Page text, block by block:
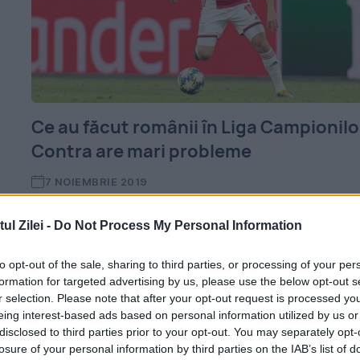
Zilei - Do Not Process My Personal Information
opt-out of the sale, sharing to third parties, or processing of your
for targeted advertising by us, please use the below opt-out
selection. Please note that after your opt-out request is processed
interest-based ads based on personal information utilized by us
to third parties prior to your opt-out. You may separately
of your personal information by third parties on the IAB’s list of
Ce au făcut românii în Liga
Contra are mari probleme
7 NOIEMBRIE 2019
sunt aproape inexistenți când vine vorba
despre fotbalul la nivel înalt. Situația este
îngrijorătoare, pentru...